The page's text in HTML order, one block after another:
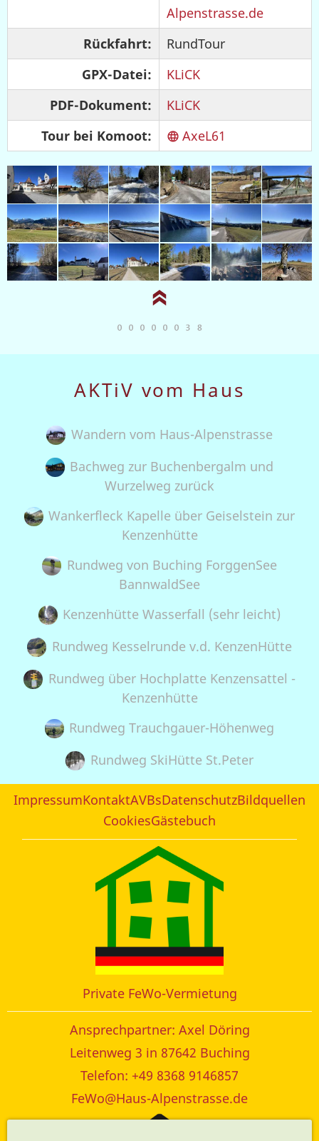
Alpenstrasse.de
Rückfahrt:
RundTour
GPX-Datei:
KLiCK
PDF-Dokument:
KLiCK
Tour bei Komoot:
AxeL61
AKTiV vom Haus
Wandern vom Haus-Alpenstrasse
Bachweg zur Buchenbergalm und
Wurzelweg zurück
Wankerfleck Kapelle über Geiselstein zur
Kenzenhütte
Rundweg von Buching ForggenSee
BannwaldSee
Kenzenhütte Wasserfall (sehr leicht)
Rundweg Kesselrunde v.d. KenzenHütte
Rundweg über Hochplatte Kenzensattel -
Kenzenhütte
Rundweg Trauchgauer-Höhenweg
Rundweg SkiHütte St.Peter
ImpressumKontaktAVBsDatenschutzBildquellen
CookiesGästebuch
Private FeWo-Vermietung
Ansprechpartner: Axel Döring
Leitenweg 3 in 87642 Buching
Telefon: +49 8368 9146857
FeWo@Haus-Alpenstrasse.de